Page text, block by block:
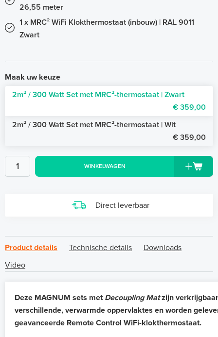
26,55 meter
1 x MRC² WiFi Klokthermostaat (inbouw) | RAL 9011
Zwart
Maak uw keuze
2m² / 300 Watt Set met MRC²-thermostaat | Zwart
€ 359,00
2m² / 300 Watt Set met MRC²-thermostaat | Wit
€ 359,00
WINKELWAGEN
Direct leverbaar
Product details Technische details
Downloads
Video
Deze MAGNUM sets met Decoupling Matzijn
verschillende, verwarmde oppervlaktes en worden
geavanceerde Remote Control WiFi-klokthermostaat.